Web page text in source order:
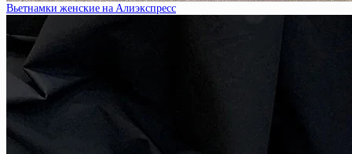
Вьетнамки женские на Алиэкспресс